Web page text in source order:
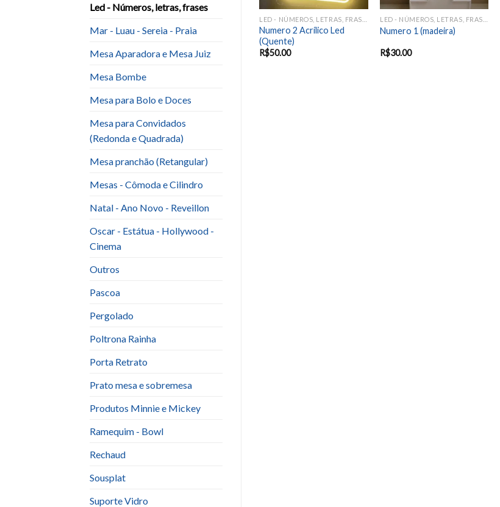
Led - Números, letras, frases
Mar - Luau - Sereia - Praia
Mesa Aparadora e Mesa Juiz
Mesa Bombe
Mesa para Bolo e Doces
Mesa para Convidados
(Redonda e Quadrada)
Mesa pranchão (Retangular)
Mesas - Cômoda e Cilindro
Natal - Ano Novo - Reveillon
Oscar - Estátua - Hollywood -
Cinema
Outros
Pascoa
Pergolado
Poltrona Rainha
Porta Retrato
Prato mesa e sobremesa
Produtos Minnie e Mickey
Ramequim - Bowl
Rechaud
Sousplat
Suporte Vidro
Numero 2 Acrílico Led
(Quente)
R$50.00
Numero 1 (madeira)
R$30.00
Numero 5 Acrilico Led
Numero 1 Acrilico Led
R$50.00